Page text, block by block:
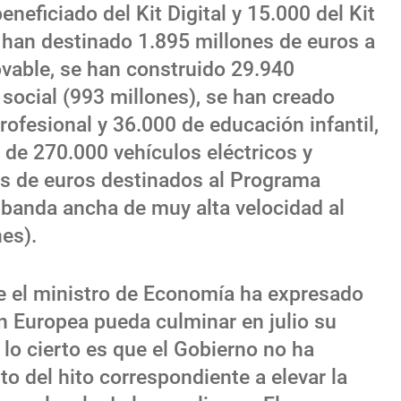
del Kit Digital y 15.000 del Kit
destinado 1.895 millones de euros a
se han construido 29.940
(993 millones), se han creado
y 36.000 de educación infantil,
270.000 vehículos eléctricos y
de euros destinados al Programa
ancha de muy alta velocidad al
el ministro de Economía ha expresado
Europea pueda culminar en julio su
cierto es que el Gobierno no ha
del hito correspondiente a elevar la